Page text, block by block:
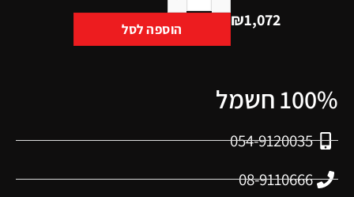
₪1,072 הוספה לסל
100% חשמל
054-9120035
08-9110666